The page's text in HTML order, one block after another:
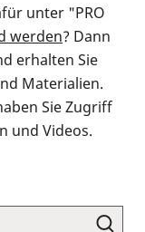
unter "PRO
werden? Dann
erhalten Sie
Materialien.
Sie Zugriff
und Videos.